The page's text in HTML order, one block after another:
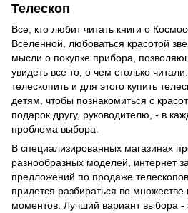
Телескоп
Все, кто любит читать книги о
Вселенной, любоваться красотой
мысли о покупке прибора,
увидеть все то, о чем столько
телескопить и для этого купить
детям, чтобы познакомиться с
подарок другу, руководителю, - в
проблема выбора.
В специализированных магазинах
разнообразных моделей, интернет
предложений по продаже
придется разбираться во
моментов. Лучший вариант выбора -